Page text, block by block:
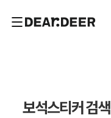
보석스티커 검색